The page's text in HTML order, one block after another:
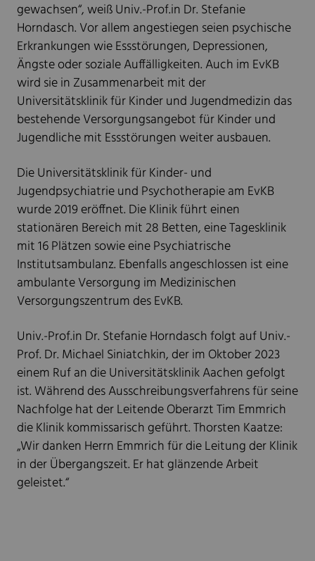
gewachsen“, weiß Univ.-Prof.in Dr. Stefanie
Horndasch. Vor allem angestiegen seien psychische
Erkrankungen wie Essstörungen, Depressionen,
Ängste oder soziale Auffälligkeiten. Auch im EvKB
wird sie in Zusammenarbeit mit der
Universitätsklinik für Kinder und Jugendmedizin das
bestehende Versorgungsangebot für Kinder und
Jugendliche mit Essstörungen weiter ausbauen.
Die Universitätsklinik für Kinder- und
Jugendpsychiatrie und Psychotherapie am EvKB
wurde 2019 eröffnet. Die Klinik führt einen
stationären Bereich mit 28 Betten, eine Tagesklinik
mit 16 Plätzen sowie eine Psychiatrische
Institutsambulanz. Ebenfalls angeschlossen ist eine
ambulante Versorgung im Medizinischen
Versorgungszentrum des EvKB.
Univ.-Prof.in Dr. Stefanie Horndasch folgt auf Univ.-
Prof. Dr. Michael Siniatchkin, der im Oktober 2023
einem Ruf an die Universitätsklinik Aachen gefolgt
ist. Während des Ausschreibungsverfahrens für seine
Nachfolge hat der Leitende Oberarzt Tim Emmrich
die Klinik kommissarisch geführt. Thorsten Kaatze:
„Wir danken Herrn Emmrich für die Leitung der Klinik
in der Übergangszeit. Er hat glänzende Arbeit
geleistet.“